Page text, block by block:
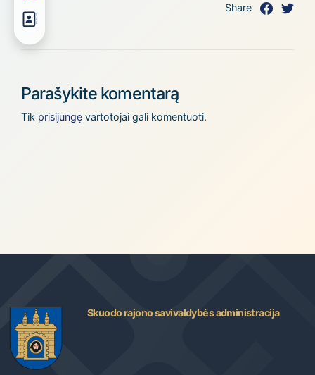
Share
Parašykite komentarą
Tik prisijungęvartotojai gali komentuoti.
Skuodo rajono savivaldybės administracija